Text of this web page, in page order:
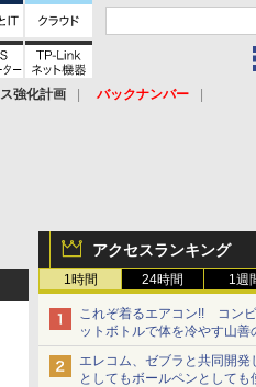
強化計画
バックナンバー
アクセスランキング
1時間 24時間 1週
これぞ着るエアコン!! コン
ットボトルで体を冷やす山善
ードバイクにちょうどいい【
ど！その14】【空いた時間
エレコム、ゼブラと共同開発
としてもボールペンとしても